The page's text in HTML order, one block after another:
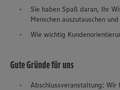
Sie haben Spaß daran, Ihr
Menschen auszutauschen
Wie wichtig
Gute Gründe für uns
Abschlussveranstaltung: Wir